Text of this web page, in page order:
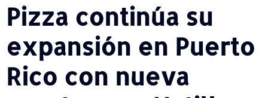
Pizza continúa su
expansión en Puerto
Rico con nueva